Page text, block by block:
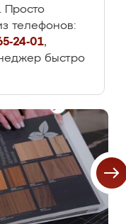
Просто
телефонов:
24-01,
быстро